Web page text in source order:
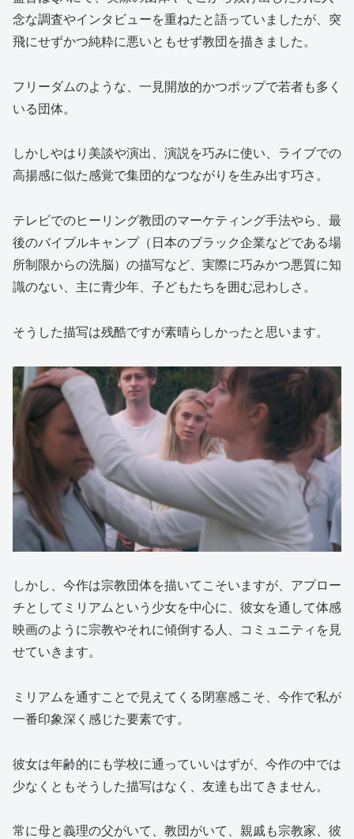
念な調査やインタビューを重ねたと語っていましたが、突
飛にせずかつ純粋に悪いともせず教団を描きました。
フリーダムのような、一見開放的かつポップで若者も多く
いる団体。
しかしやはり美談や演出、演説を巧みに使い、ライブでの
高揚感に似た感覚で集団的なつながりを生み出す巧さ。
テレビでのヒーリング教団のマーケティング手法やら、最
後のバイブルキャンプ（日本のブラック企業などである場
所制限からの洗脳）の描写など、実際に巧みかつ悪質に知
識のない、主に青少年、子どもたちを囲む忌わしさ。
そうした描写は残酷ですが素晴らしかったと思います。
しかし、今作は宗教団体を描いてこそいますが、アプロー
チとしてミリアムという少女を中心に、彼女を通して体感
映画のように宗教やそれに傾倒する人、コミュニティを見
せていきます。
ミリアムを通すことで見えてくる閉塞感こそ、今作で私が
一番印象深く感じた要素です。
彼女は年齢的にも学校に通っていいはずが、今作の中では
少なくともそうした描写はなく、友達も出てきません。
常に母と義理の父がいて、教団がいて、親戚も宗教家、彼